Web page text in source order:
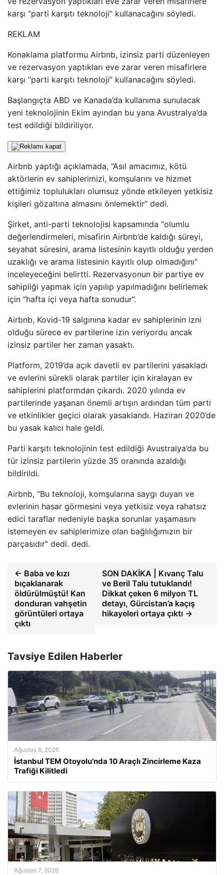
karşı “parti karşıtı teknoloji” kullanacağını söyledi.
REKLAM
Konaklama platformu Airbnb, izinsiz parti düzenleyen
ve rezervasyon yaptıkları eve zarar veren misafirlere
karşı “parti karşıtı teknoloji” kullanacağını söyledi.
Başlangıçta ABD ve Kanada’da kullanıma sunulacak
yeni teknolojinin Ekim ayından bu yana Avustralya’da
test edildiği bildiriliyor.
Airbnb yaptığı açıklamada, “Asıl amacımız, kötü
aktörlerin ev sahiplerimizi, komşularını ve hizmet
ettiğimiz toplulukları olumsuz yönde etkileyen yetkisiz
kişileri gözaltına almasını önlemektir” dedi.
Şirket, anti-parti teknolojisi kapsamında “olumlu
değerlendirmeleri, misafirin Airbnb’de kaldığı süreyi,
seyahat süresini, arama listesinin kayıtlı olduğu yerden
uzaklığı ve arama listesinin kayıtlı olup olmadığını”
inceleyeceğini belirtti. Rezervasyonun bir partiye ev
sahipliği yapmak için yapılıp yapılmadığını belirlemek
için “hafta içi veya hafta sonudur”.
Airbnb, Kovid-19 salgınına kadar ev sahiplerinin izni
olduğu sürece ev partilerine izin veriyordu ancak
izinsiz partiler her zaman yasaktı.
Platform, 2019’da açık davetli ev partilerini yasakladı
ve evlerini sürekli olarak partiler için kiralayan ev
sahiplerini platformdan çıkardı. 2020 yılında ev
partilerinde yaşanan önemli artışın ardından tüm parti
ve etkinlikler geçici olarak yasaklandı. Haziran 2020’de
bu yasak kalıcı hale geldi.
Parti karşıtı teknolojinin test edildiği Avustralya’da bu
tür izinsiz partilerin yüzde 35 oranında azaldığı
bildirildi.
Airbnb, “Bu teknoloji, komşularına saygı duyan ve
evlerinin hasar görmesini veya yetkisiz veya rahatsız
edici taraflar nedeniyle başka sorunlar yaşamasını
istemeyen ev sahiplerimize olan bağlılığımızın bir
parçasıdır” dedi. dedi.
← Baba ve kızı
bıçaklanarak
öldürülmüştü! Kan
donduran vahşetin
görüntüleri ortaya
çıktı
SON DAKİKA | Kıvanç Talu
ve Beril Talu tutuklandı!
Dikkat çeken 6 milyon TL
detayı, Gürcistan’a kaçış
hikayeleri ortaya çıktı →
Tavsiye Edilen Haberler
Ağustos 8, 2026
İstanbul TEM Otoyolu’nda 10 Araçlı Zincirleme Kaza
Trafiği Kilitledi
Ağustos 7, 2026